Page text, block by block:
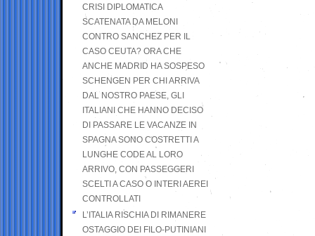
CRISI DIPLOMATICA
SCATENATA DA MELONI
CONTRO SANCHEZ PER IL
CASO CEUTA? ORA CHE
ANCHE MADRID HA SOSPESO
SCHENGEN PER CHI ARRIVA
DAL NOSTRO PAESE, GLI
ITALIANI CHE HANNO DECISO
DI PASSARE LE VACANZE IN
SPAGNA SONO COSTRETTI A
LUNGHE CODE AL LORO
ARRIVO, CON PASSEGGERI
SCELTI A CASO O INTERI AEREI
CONTROLLATI
L’ITALIA RISCHIA DI RIMANERE
OSTAGGIO DEI FILO-PUTINIANI